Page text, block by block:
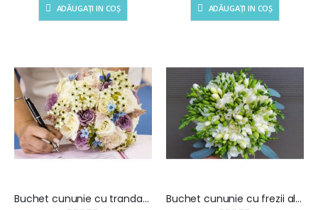
ADĂUGAȚI IN COȘ ADĂUGAȚI IN COȘ
Buchet cununie cu trandafiri si ornitogalum Buchet cununie cu frezii albe